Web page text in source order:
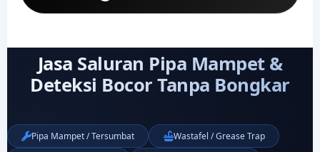
Jasa Saluran Pipa Mampet &
Deteksi Bocor Tanpa Bongkar
Pipa Mampet / Tersumbat
Wastafel / Grease Trap